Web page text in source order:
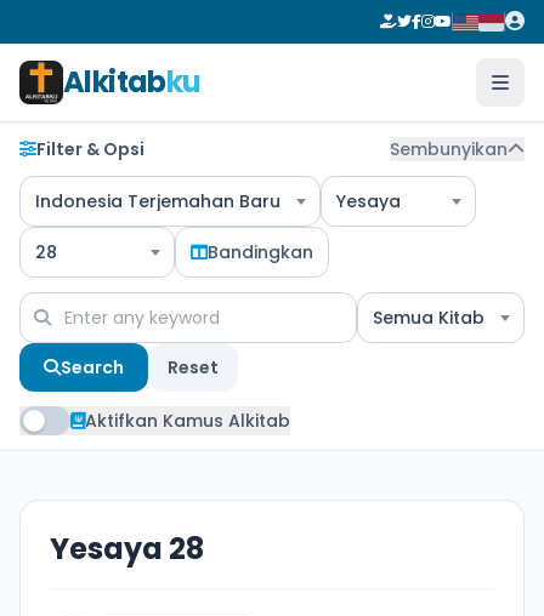
Alkitabku
Filter & Opsi Sembunyikan
Indonesia Terjemahan Baru Yesaya
28 Bandingkan
Semua Kitab
Search Reset
Aktifkan Kamus Alkitab
Yesaya 28